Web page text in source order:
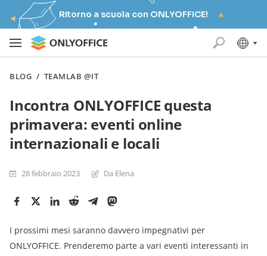
Ritorno a scuola con ONLYOFFICE!
BLOG / TEAMLAB @IT
Incontra ONLYOFFICE questa
primavera: eventi online
internazionali e locali
28 febbraio 2023 Da Elena
I prossimi mesi saranno davvero impegnativi per
ONLYOFFICE. Prenderemo parte a vari eventi interessanti in